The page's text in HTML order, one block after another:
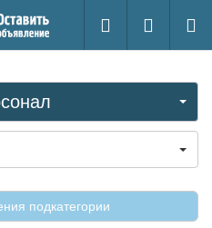
Поиск
Вход на
подкатегории